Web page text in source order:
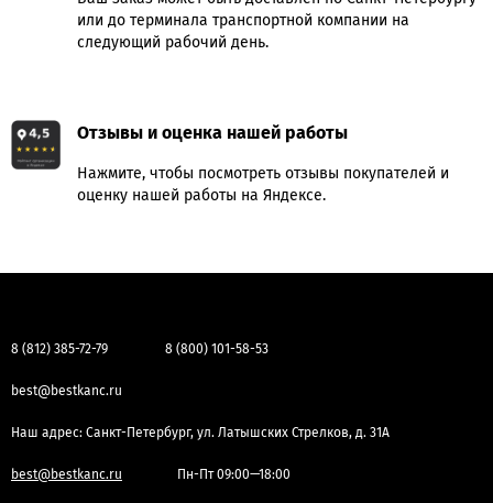
или до терминала транспортной компании на
следующий рабочий день.
Отзывы и оценка нашей работы
Нажмите, чтобы посмотреть отзывы покупателей и
оценку нашей работы на Яндексе.
8 (812) 385-72-79 8 (800) 101-58-53
best@bestkanc.ru
Наш адрес: Санкт-Петербург, ул. Латышских Стрелков, д. 31А
best@bestkanc.ru Пн-Пт 09:00—18:00